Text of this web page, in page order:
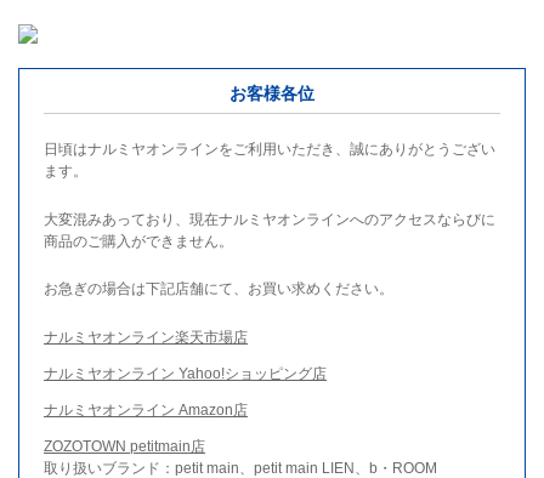
お客様各位
日頃はナルミヤオンラインをご利用いただき、誠にありがとうござい
ます。
大変混みあっており、現在ナルミヤオンラインへのアクセスならびに
商品のご購入ができません。
お急ぎの場合は下記店舗にて、お買い求めください。
ナルミヤオンライン楽天市場店
ナルミヤオンライン Yahoo!ショッピング店
ナルミヤオンライン Amazon店
ZOZOTOWN petitmain店
取り扱いブランド：petit main、petit main LIEN、b・ROOM